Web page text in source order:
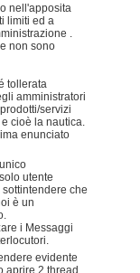
nell'apposita
limiti ed a
.
non sono
tollerata
amministratori
servizi
cioè la nautica.
enunciato
utente
che
è un
i Messaggi
evidente
aprire 2 thread